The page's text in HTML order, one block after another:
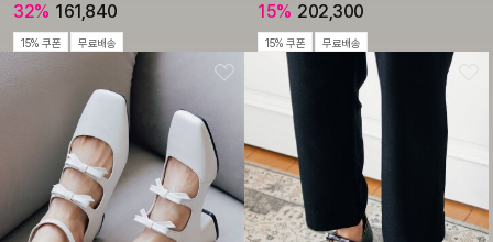
32% 161,840
15% 쿠폰 무료배송
15% 202,300
15% 쿠폰 무료배송